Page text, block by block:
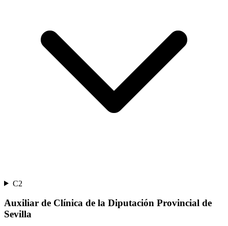
C2
Auxiliar de Clínica de la Diputación Provincial de
Sevilla